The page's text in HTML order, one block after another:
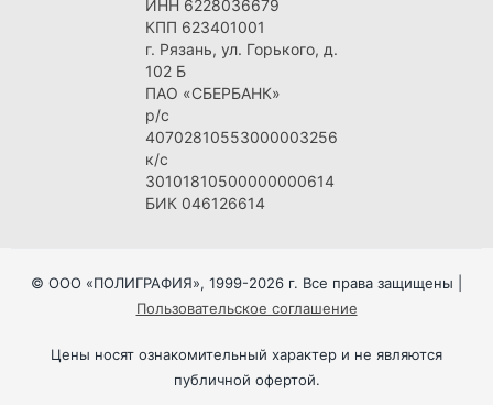
ИНН 6228036679
КПП 623401001
г. Рязань, ул. Горького, д.
102 Б
ПАО «СБЕРБАНК»
р/с
40702810553000003256
к/с
30101810500000000614
БИК 046126614
© ООО «ПОЛИГРАФИЯ», 1999-2026 г. Все права защищены |
Пользовательское соглашение
Цены носят ознакомительный характер и не являются
публичной офертой.